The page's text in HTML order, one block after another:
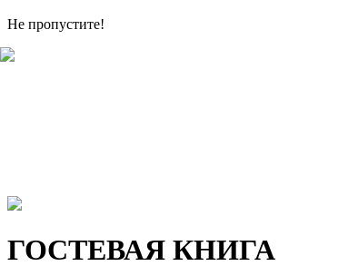
Не пропустите!
ГОСТЕВАЯ КНИГА